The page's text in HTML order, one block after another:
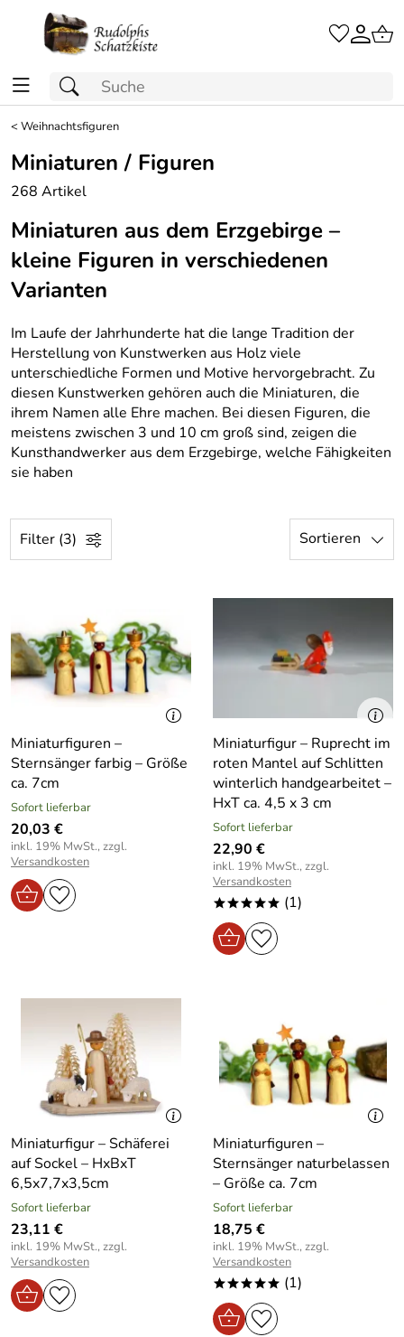
<Weihnachtsfiguren
Miniaturen / Figuren
268 Artikel
Miniaturen aus dem Erzgebirge –
kleine Figuren in verschiedenen
Varianten
Im Laufe der Jahrhunderte hat die lange Tradition der
Herstellung von Kunstwerken aus Holz viele
unterschiedliche Formen und Motive hervorgebracht. Zu
diesen Kunstwerken gehören auch die Miniaturen, die
ihrem Namen alle Ehre machen. Bei diesen Figuren, die
meistens zwischen 3 und 10 cm groß sind, zeigen die
Kunsthandwerker aus dem Erzgebirge, welche Fähigkeiten
sie haben
Filter (3) Sortieren
Miniaturfiguren –
Sternsänger farbig – Größe
ca. 7cm
Sofort lieferbar
20,03 €
inkl. 19% MwSt., zzgl.
Versandkosten
Miniaturfigur – Ruprecht im
roten Mantel auf Schlitten
winterlich handgearbeitet –
HxT ca. 4,5 x 3 cm
Sofort lieferbar
22,90 €
inkl. 19% MwSt., zzgl.
Versandkosten
***** (1)
Miniaturfigur – Schäferei
auf Sockel – HxBxT
6,5x7,7x3,5cm
Sofort lieferbar
23,11 €
inkl. 19% MwSt., zzgl.
Versandkosten
Miniaturfiguren –
Sternsänger naturbelassen
– Größe ca. 7cm
Sofort lieferbar
18,75 €
inkl. 19% MwSt., zzgl.
Versandkosten
***** (1)